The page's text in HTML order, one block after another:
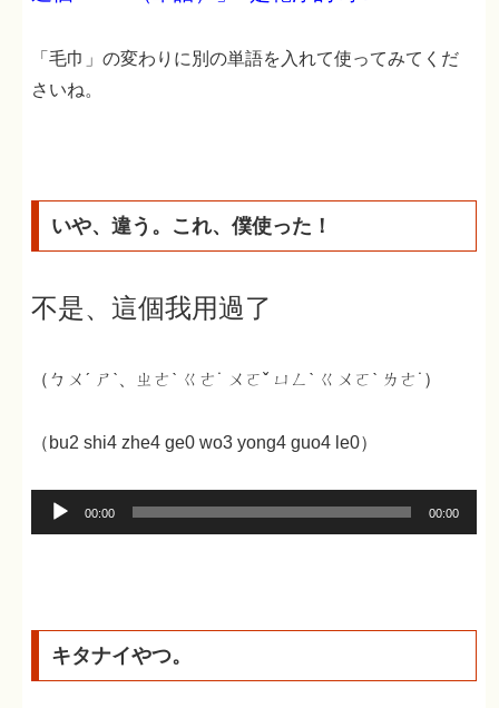
「毛巾」の変わりに別の単語を入れて使ってみてくだ
さいね。
いや、違う。これ、僕使った！
不是、這個我用過了
（ㄅㄨˊ ㄕˋ、ㄓㄜˋ ㄍㄜ˙ ㄨㄛˇ ㄩㄥˋ ㄍㄨㄛˋ ㄌㄜ˙）
（bu2 shi4 zhe4 ge0 wo3 yong4 guo4 le0）
声
ー
00:00 00:00
キタナイやつ。